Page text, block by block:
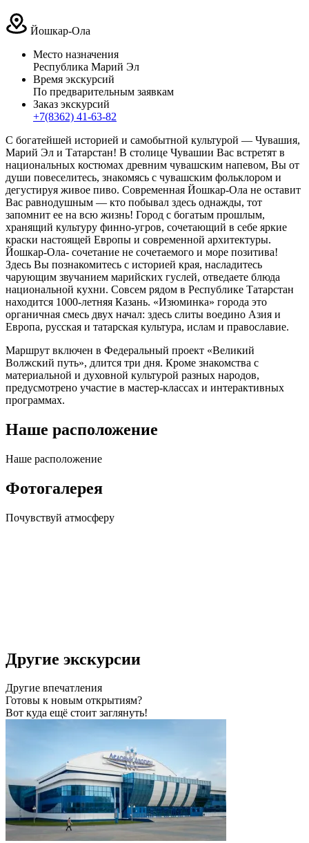
Йошкар-Ола
Место назначения
Республика Марий Эл
Время экскурсий
По предварительным заявкам
Заказ экскурсий
+7(8362) 41-63-82
С богатейшей историей и самобытной культурой — Чувашия,
Марий Эл и Татарстан! В столице Чувашии Вас встретят в
национальных костюмах древним чувашским напевом, Вы от
души повеселитесь, знакомясь с чувашским фольклором и
дегустируя живое пиво. Современная Йошкар-Ола не оставит
Вас равнодушным — кто побывал здесь однажды, тот
запомнит ее на всю жизнь! Город с богатым прошлым,
хранящий культуру финно-угров, сочетающий в себе яркие
краски настоящей Европы и современной архитектуры.
Йошкар-Ола- сочетание не сочетаемого и море позитива!
Здесь Вы познакомитесь с историей края, насладитесь
чарующим звучанием марийских гуслей, отведаете блюда
национальной кухни. Совсем рядом в Республике Татарстан
находится 1000-летняя Казань. «Изюминка» города это
органичная смесь двух начал: здесь слиты воедино Азия и
Европа, русская и татарская культура, ислам и православие.
Маршрут включен в Федеральный проект «Великий
Волжский путь», длится три дня. Кроме знакомства с
материальной и духовной культурой разных народов,
предусмотрено участие в мастер-классах и интерактивных
программах.
Наше расположение
Наше расположение
Фотогалерея
Почувствуй атмосферу
Другие экскурсии
Другие впечатления
Готовы к новым открытиям?
Вот куда ещё стоит заглянуть!